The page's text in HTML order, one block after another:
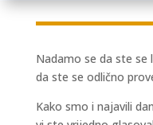
Nadamo se da ste se
da ste se odlično
Kako smo i najavili